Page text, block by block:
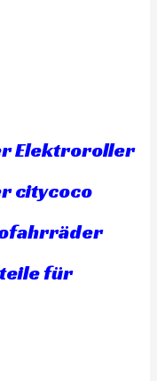
Elektroroller
citycoco
für